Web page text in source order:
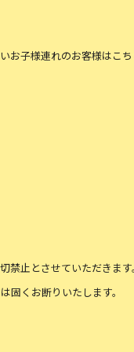
子様連れのお客様はこち
止とさせていただきます。
くお断りいたします。